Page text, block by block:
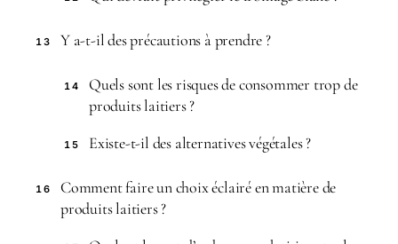
13 Y a-t-il des précautions à prendre ?
14
Quels sont les risques de consommer trop de
produits laitiers ?
15 Existe-t-il des alternatives végétales ?
16
Comment faire un choix éclairé en matière de
produits laitiers ?